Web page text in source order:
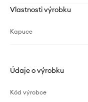
Vlastnosti výrobku
Kapuce
Údaje o výrobku
Kód výrobce